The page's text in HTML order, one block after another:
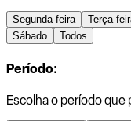
Segunda-feira Terça-
Sábado
Todos
Período:
Escolha o período